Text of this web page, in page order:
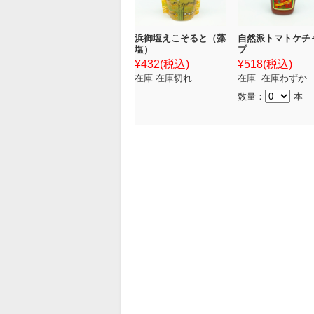
浜御塩えこそると（藻
塩）
¥432(税込)
在庫 在庫切れ
自然派トマトケチ
プ
¥518(税込)
在庫 在庫わずか
数量：
本